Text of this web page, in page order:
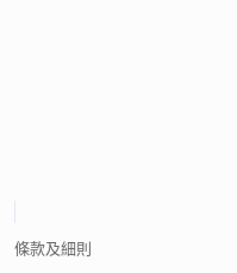
條款及細則